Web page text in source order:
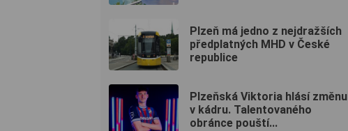
Plzeň má jedno z nejdražších
předplatných MHD v České
republice
Plzeňská Viktoria hlásí změnu
v kádru. Talentovaného
obránce pouští...